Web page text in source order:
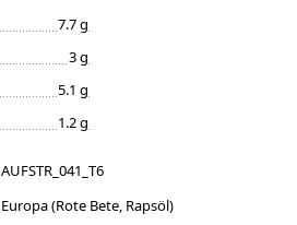
7.7 g
3 g
5.1 g
1.2 g
AUFSTR_041_T6
Europa (Rote Bete, Rapsöl)